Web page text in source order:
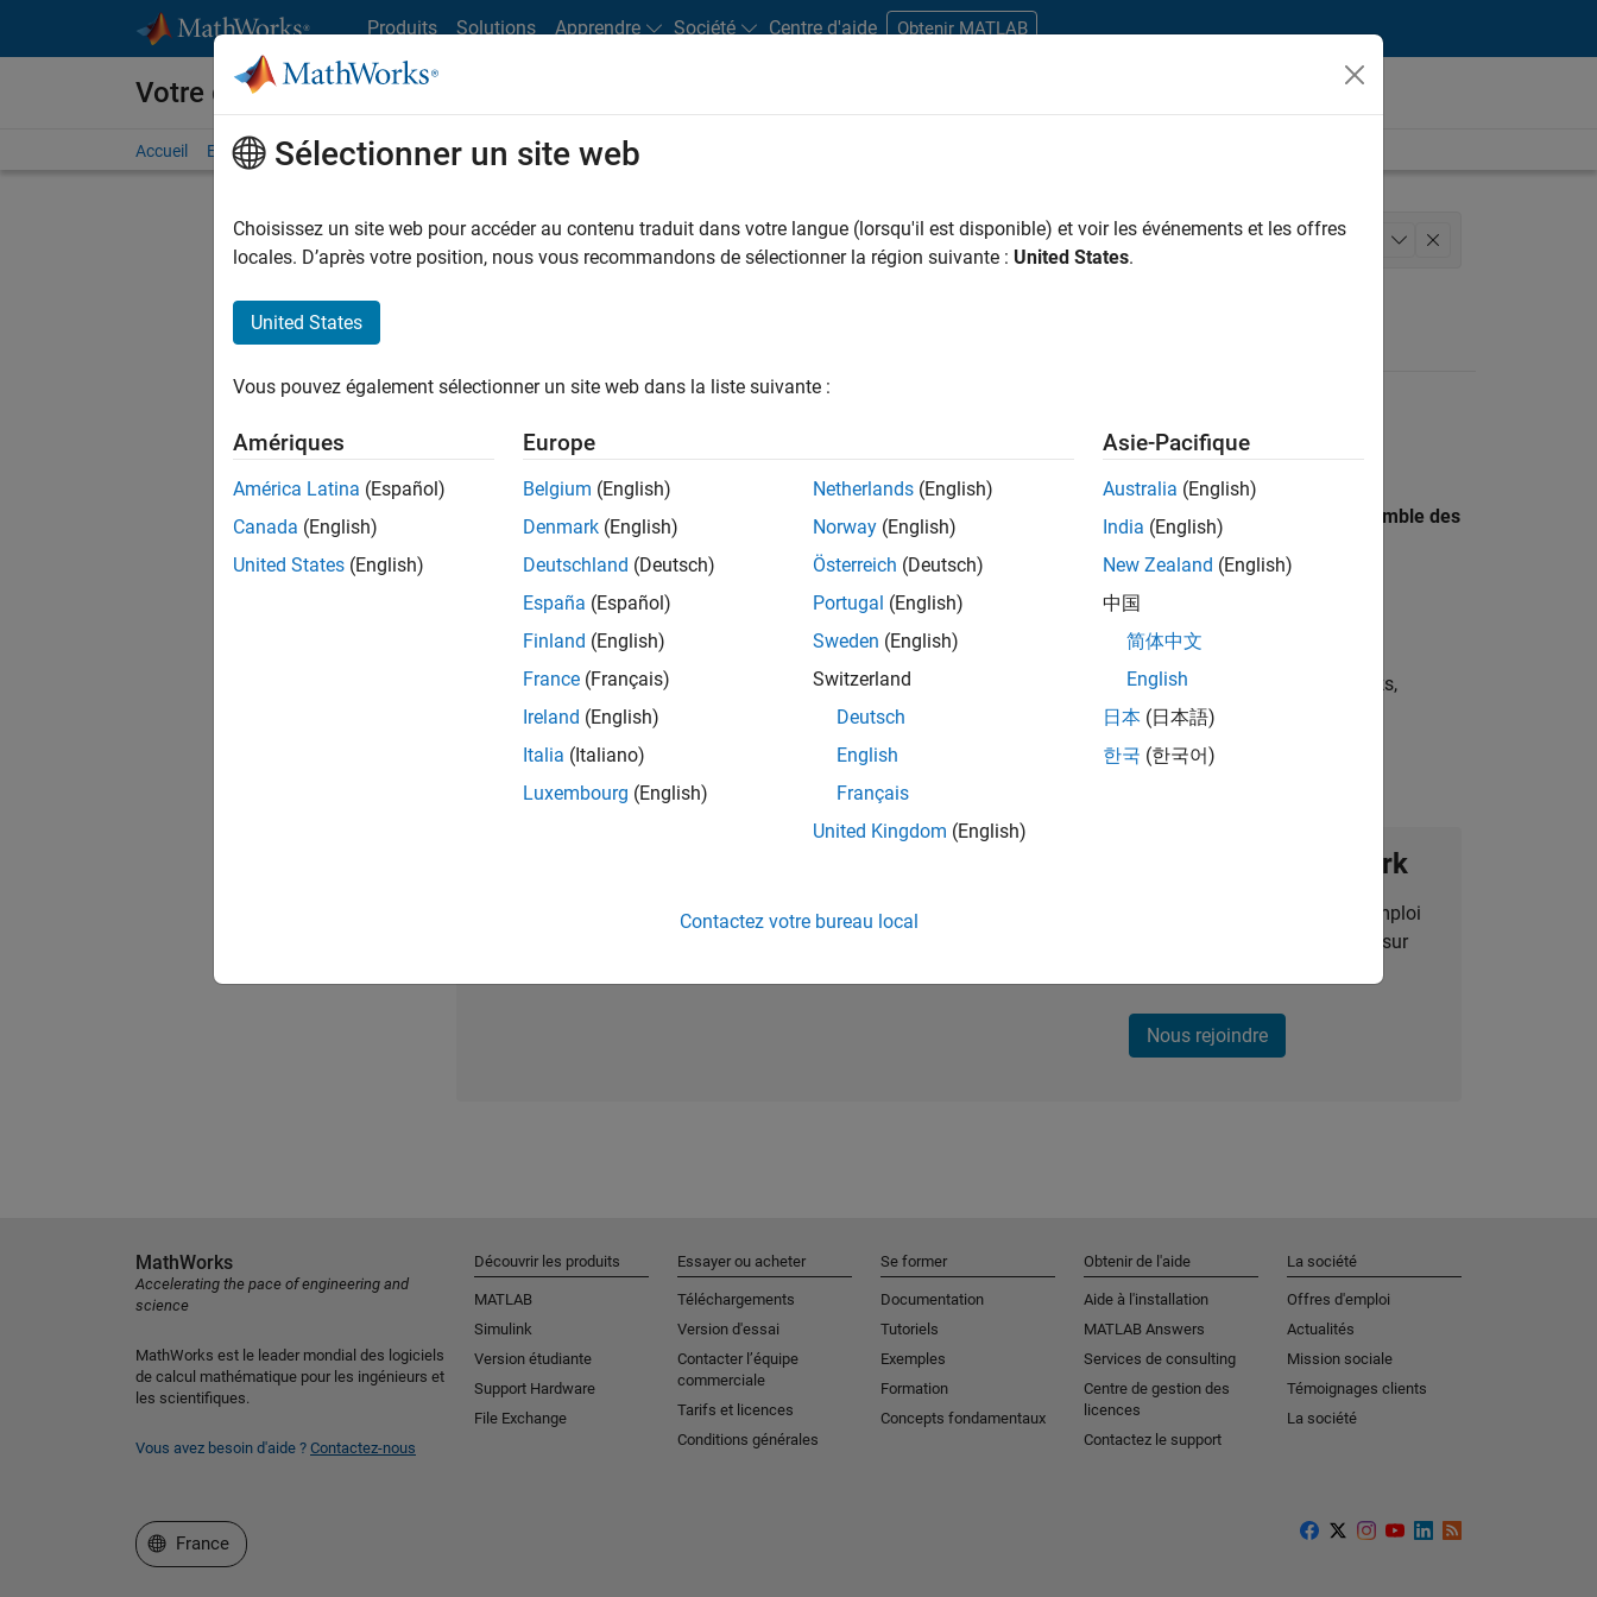
Produits Solutions Apprendre Société Centre d'aide Obtenir MATLAB
Votre carrière chez MathWorks
Accueil Explorer nos opportunités Adresses de nos bureaux Étudiants et carrières
FILTRER PAR Technologies de l’information Infrastructure et architecture Ingénierie de la qualité
Les descriptions de poste n’ont pas toutes été traduites. Effectuez une recherche par lieu pour trouver l’ensemble des
opportunités de votre région.
Senior Software Quality Engineer
Senior Software Quality Engineer
FR-Meudon| Ingénierie de la qualité | Expérimenté(e)
Leverage your C/C++ development skills to design and develop test strategies, scalable test frameworks,
automated test suites, Hands-on testing for Polyspace.
1
Rejoignez notre Talent Network
Recevez des alertes pour des opportunités d'emploi
personnalisées, des articles et des actualités sur
Nous rejoindre
Sélectionner un site web
Choisissez un site web pour accéder au contenu traduit dans votre langue (lorsqu'il est disponible) et voir les événements et les offres
locales. D’après votre position, nous vous recommandons de sélectionner la région suivante : United States.
United States
Vous pouvez également sélectionner un site web dans la liste suivante :
Amériques
América Latina (Español)
Canada (English)
United States (English)
Europe
Belgium (English)
Denmark (English)
Deutschland (Deutsch)
España (Español)
Finland (English)
France (Français)
Ireland (English)
Italia (Italiano)
Luxembourg (English)
Netherlands (English)
Norway (English)
Österreich (Deutsch)
Portugal (English)
Sweden (English)
Switzerland
Deutsch
English
Français
United Kingdom (English)
Asie-Pacifique
Australia (English)
India (English)
New Zealand (English)
中国
简体中文
English
日本 (日本語)
한국 (한국어)
Contactez votre bureau local
MathWorks
Accelerating the pace of engineering and
science
MathWorks est le leader mondial des logiciels
de calcul mathématique pour les ingénieurs et
les scientifiques.
Vous avez besoin d'aide ? Contactez-nous
Découvrir les produits
MATLAB
Simulink
Version étudiante
Support Hardware
File Exchange
Essayer ou acheter
Téléchargements
Version d'essai
Contacter l’équipe
commerciale
Tarifs et licences
Conditions générales
Se former
Documentation
Tutoriels
Exemples
Formation
Concepts fondamentaux
Obtenir de l'aide
Aide à l'installation
MATLAB Answers
Services de consulting
Centre de gestion des
licences
Contactez le support
La société
Offres d'emploi
Actualités
Mission sociale
Témoignages clients
La société
Sélectionner un site web
France